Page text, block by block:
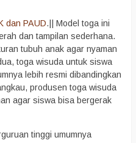
dan PAUD.|| Model toga ini
dan tampilan sederhana.
tubuh anak agar nyaman
toga wisuda untuk siswa
lebih resmi dibandingkan
produsen toga wisuda
agar siswa bisa bergerak
tinggi umumnya